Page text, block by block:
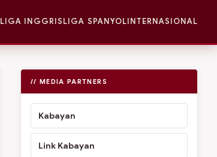
LIGA INGGRISLIGA SPANYOLINTERNASIONAL
// MEDIA PARTNERS
Kabayan
Link Kabayan